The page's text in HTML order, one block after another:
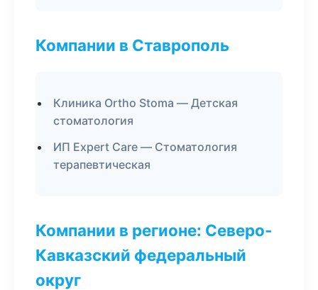
Компании в Ставрополь
Клиника Ortho Stoma — Детская
стоматология
ИП Expert Care — Стоматология
терапевтическая
Компании в регионе: Северо-
Кавказский федеральный
округ